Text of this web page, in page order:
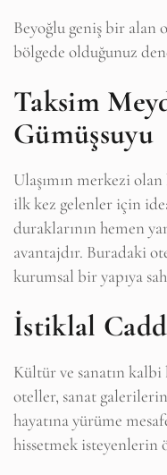
Beyoğlu geniş bir alan
bölgede olduğunuz
Taksim
Gümüşsuyu
Ulaşımın merkezi
ilk kez gelenler için
duraklarının hemen
avantajdır. Buradaki
kurumsal bir yapıya
İstiklal
Kültür ve sanatın
oteller, sanat
hayatına yürüme
hissetmek